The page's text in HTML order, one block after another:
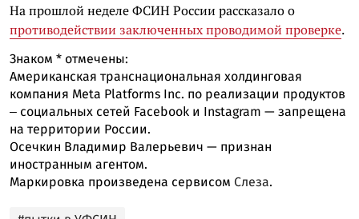
На прошлой неделе ФСИН России рассказало о
противодействии заключенных проводимой проверке.
Знаком * отмечены:
Американская транснациональная холдинговая
компания Meta Platforms Inc. по реализации продуктов
‒ социальных сетей Facebook и Instagram — запрещена
на территории России.
Осечкин Владимир Валерьевич — признан
иностранным агентом.
Маркировка произведена сервисом Слеза.